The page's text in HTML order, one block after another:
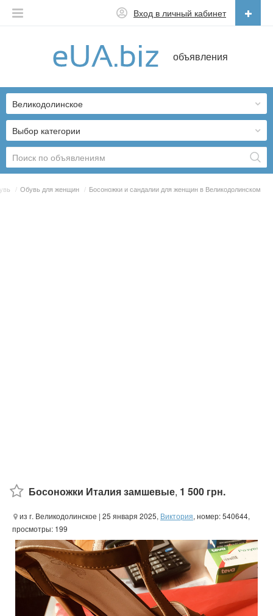
объявления
Вход в личный кабинет
Українська
Выбор категории
Великодолинское
/ Обувь для женщин / Босоножки и сандалии для женщин в Великодолинском
Босоножки Италия замшевые, 1 500 грн.
из г. Великодолинское | 25 января 2025, Виктория, номер: 540644,
просмотры: 199